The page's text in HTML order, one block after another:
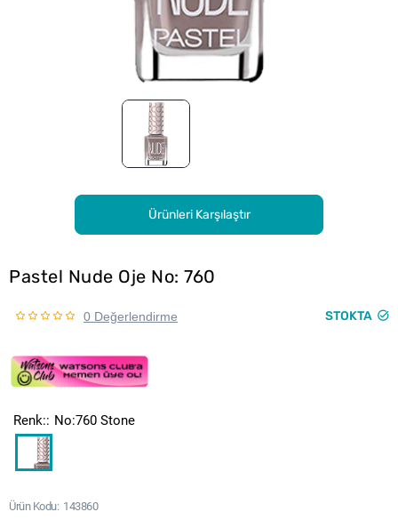
Ürünleri Karşılaştır
Pastel Nude Oje No: 760
0 Değerlendirme STOKTA
Ürün Kodu 143860
Renk: No:760 Stone